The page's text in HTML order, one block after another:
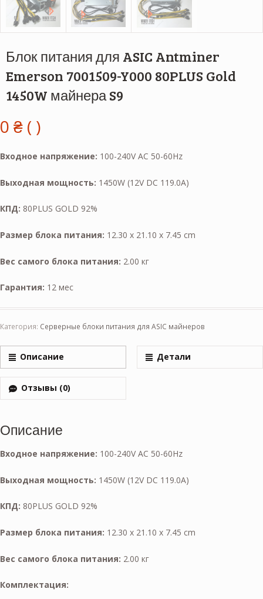
Блок питания для ASIC Antminer
Emerson 7001509-Y000 80PLUS Gold
1450W майнера S9
0 ₴ ( )
Входное напряжение: 100-240V AC 50-60Hz
Выходная мощность: 1450W (12V DC 119.0A)
КПД: 80PLUS GOLD 92%
Размер блока питания: 12.30 x 21.10 x 7.45 cm
Вес самого блока питания: 2.00 кг
Гарантия: 12 мес
Категория: Серверные блоки питания для ASIC майнеров
Описание Детали
Отзывы (0)
Описание
Входное напряжение: 100-240V AC 50-60Hz
Выходная мощность: 1450W (12V DC 119.0A)
КПД: 80PLUS GOLD 92%
Размер блока питания: 12.30 x 21.10 x 7.45 cm
Вес самого блока питания: 2.00 кг
Комплектация: